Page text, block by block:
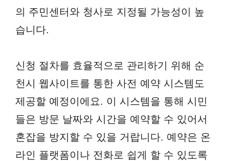
의 주민센터와 청사로 지정될 가능성이 높
습니다.
신청 절차를 효율적으로 관리하기 위해 순
천시 웹사이트를 통한 사전 예약 시스템도
제공할 예정이에요. 이 시스템을 통해 시민
들은 방문 날짜와 시간을 예약할 수 있어서
혼잡을 방지할 수 있을 거랍니다. 예약은 온
라인 플랫폼이나 전화로 쉽게 할 수 있도록